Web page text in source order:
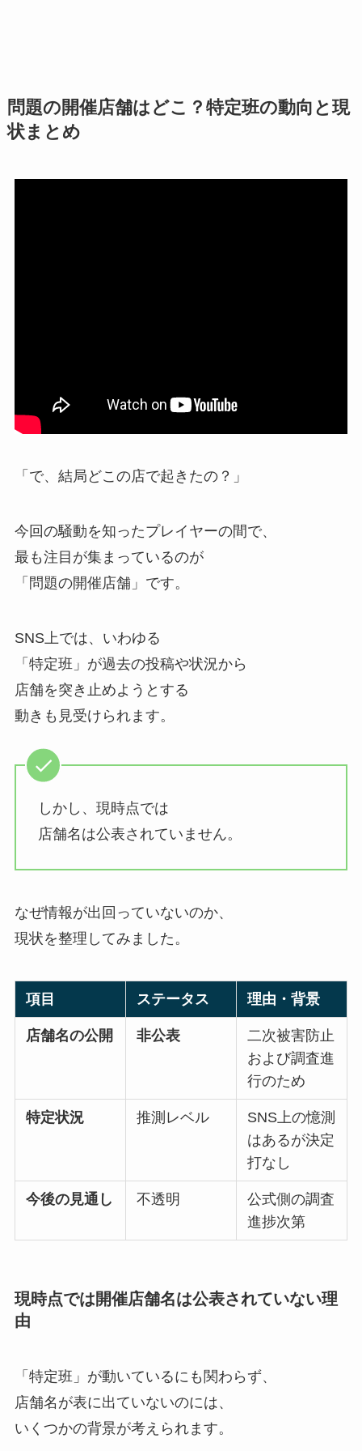
問題の開催店舗はどこ？特定班の動向と現
状まとめ
「で、結局どこの店で起きたの？」
今回の騒動を知ったプレイヤーの間で、
最も注目が集まっているのが
「問題の開催店舗」です。
SNS上では、いわゆる
「特定班」が過去の投稿や状況から
店舗を突き止めようとする
動きも見受けられます。
しかし、現時点では
店舗名は公表されていません。
なぜ情報が出回っていないのか、
現状を整理してみました。
項目 ステータス 理由・背景
店舗名の公開 非公表
二次被害防止
および調査進
行のため
特定状況 推測レベル
SNS上の憶測
はあるが決定
打なし
今後の見通し 不透明
公式側の調査
進捗次第
現時点では開催店舗名は公表されていない理
由
「特定班」が動いているにも関わらず、
店舗名が表に出ていないのには、
いくつかの背景が考えられます。